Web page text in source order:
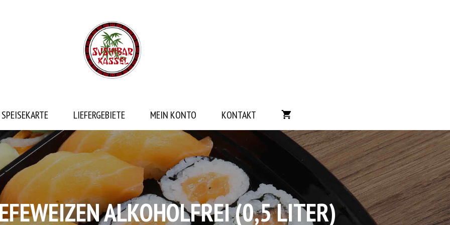
SPEISEKARTE LIEFERGEBIETE MEIN KONTO KONTAKT
ALKOHOLFREI (0,5 LITER)